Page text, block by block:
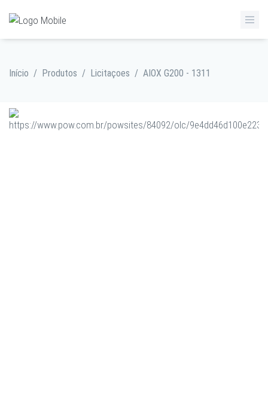
Início / Produtos / Licitaçoes / AIOX G200 - 1311